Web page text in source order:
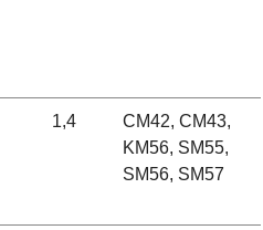
1,4
CM42, CM43,
KM56, SM55,
SM56, SM57